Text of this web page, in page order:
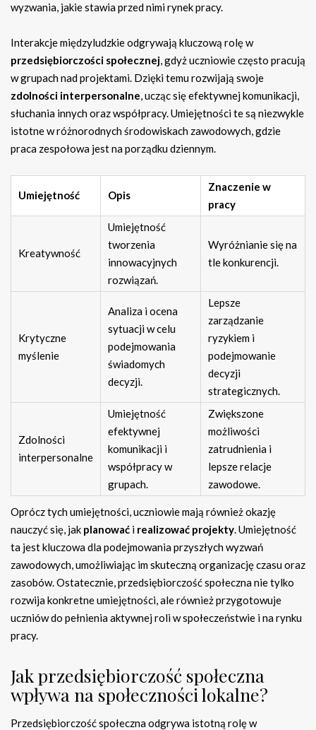
wyzwania, jakie stawia przed nimi rynek pracy.
Interakcje międzyludzkie odgrywają kluczową rolę w
przedsiębiorczości społecznej, gdyż uczniowie często pracują
w grupach nad projektami. Dzięki temu rozwijają swoje
zdolności interpersonalne, ucząc się efektywnej komunikacji,
słuchania innych oraz współpracy. Umiejętności te są niezwykle
istotne w różnorodnych środowiskach zawodowych, gdzie
praca zespołowa jest na porządku dziennym.
Umiejętność Opis
Znaczenie w
pracy
Kreatywność
Umiejętność
tworzenia
innowacyjnych
rozwiązań.
Wyróżnianie się na
tle konkurencji.
Krytyczne
myślenie
Analiza i ocena
sytuacji w celu
podejmowania
świadomych
decyzji.
Lepsze
zarządzanie
ryzykiem i
podejmowanie
decyzji
strategicznych.
Zdolności
interpersonalne
Umiejętność
efektywnej
komunikacji i
współpracy w
grupach.
Zwiększone
możliwości
zatrudnienia i
lepsze relacje
zawodowe.
Oprócz tych umiejętności, uczniowie mają również okazję
nauczyć się, jak planować i realizować projekty. Umiejętność
ta jest kluczowa dla podejmowania przyszłych wyzwań
zawodowych, umożliwiając im skuteczną organizację czasu oraz
zasobów. Ostatecznie, przedsiębiorczość społeczna nie tylko
rozwija konkretne umiejętności, ale również przygotowuje
uczniów do pełnienia aktywnej roli w społeczeństwie i na rynku
pracy.
Jak przedsiębiorczość społeczna
wpływa na społeczności lokalne?
Przedsiębiorczość społeczna odgrywa istotną rolę w